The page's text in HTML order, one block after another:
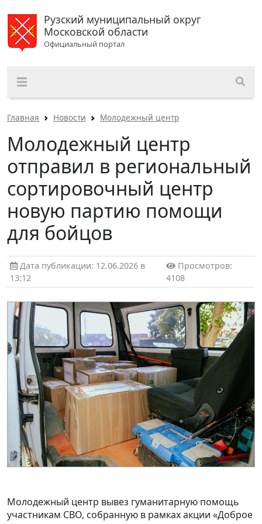
Рузский муниципальный округ
Московской области
Официальный портал
Главная Новости Молодежный центр
Молодежный центр
отправил в региональный
сортировочный центр
новую партию помощи
для бойцов
Дата публикации: 12.06.2026 в
13:12
Просмотров:
4108
Молодежный центр вывез гуманитарную помощь
участникам СВО, собранную в рамках акции «Доброе